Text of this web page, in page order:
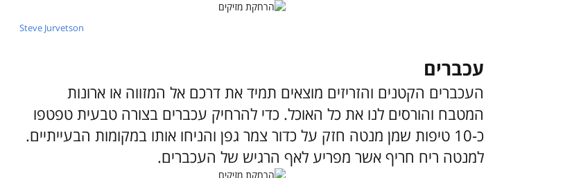
Steve Jurvetson
עכברים
העכברים הקטנים והזריזים מוצאים תמיד את דרכם אל המזווה או ארונות
המטבח והורסים לנו את כל האוכל. כדי להרחיק עכברים בצורה טבעית טפטפו
כ-10 טיפות שמן מנטה חזק על כדור צמר גפן והניחו אותו במקומות הבעייתיים.
למנטה ריח חריף אשר מפריע לאף הרגיש של העכברים.